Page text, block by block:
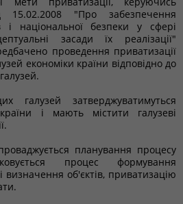
"Про забезпечення
і національної безпеки у сфері
засади їх реалізації"
проведення приватизації
економіки країни відповідно до
галузей затверджуватимуться
і мають містити галузеві
планування процесу
процес формування
визначення об'єктів, приватизацію